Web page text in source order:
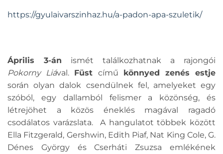
https://gyulaivarszinhaz.hu/a-padon-apa-szuletik/
Április 3-án ismét találkozhatnak a rajongói
Pokorny Liával. Füst című könnyed zenés estje
során olyan dalok csendülnek fel, amelyeket egy
szóból, egy dallamból felismer a közönség, és
létrejöhet a közös éneklés magával ragadó
csodálatos varázslata.
A hangulatot többek között
Ella Fitzgerald, Gershwin, Edith Piaf, Nat King Cole, G.
Dénes György és Cserháti Zsuzsa emlékének